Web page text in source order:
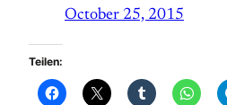
October 25, 2015
Teilen: